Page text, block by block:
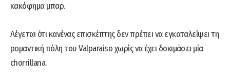
κακόφημα μπαρ.
Λέγεται ότι κανένας επισκέπτης δεν πρέπει να εγκαταλείψει τη
ρομαντική πόλη του Valparaiso χωρίς να έχει δοκιμάσει μία
chorrillana.